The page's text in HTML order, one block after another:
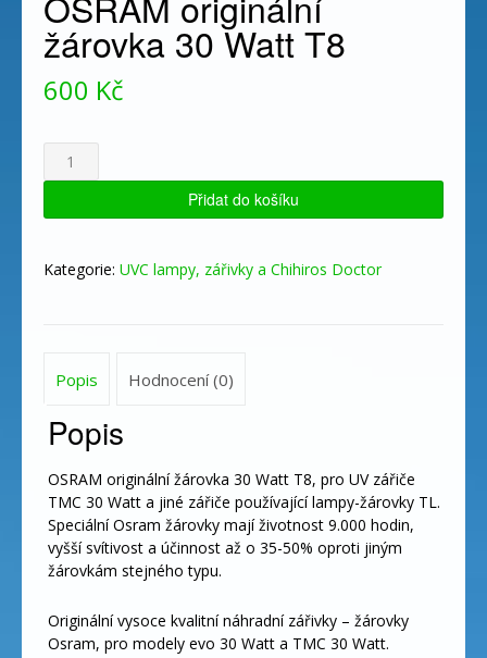
žárovka 30 Watt T8
600 Kč
OSRAM
originální
30
T8
Přidat do košíku
Kategorie: UVC lampy, zářivky a Chihiros Doctor
Popis Hodnocení (0)
Popis
OSRAM originální žárovka 30 Watt T8, pro UV zářiče
TMC 30 Watt a jiné zářiče používající lampy-žárovky TL.
Speciální Osram žárovky mají životnost 9.000 hodin,
vyšší svítivost a účinnost až o 35-50% oproti jiným
žárovkám stejného typu.
Originální vysoce kvalitní náhradní zářivky – žárovky
Osram, pro modely evo 30 Watt a TMC 30 Watt.